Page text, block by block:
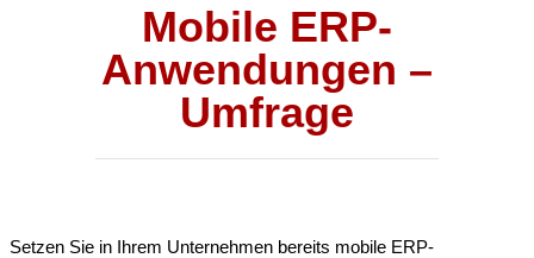
Mobile ERP-
Anwendungen –
Umfrage
Setzen Sie in Ihrem Unternehmen bereits mobile ERP-